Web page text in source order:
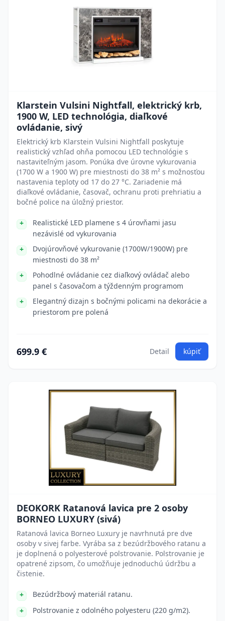
Klarstein Vulsini Nightfall, elektrický krb,
1900 W, LED technológia, diaľkové
ovládanie, sivý
Elektrický krb Klarstein Vulsini Nightfall poskytuje
realistický vzhľad ohňa pomocou LED technológie s
nastaviteľným jasom. Ponúka dve úrovne vykurovania
(1700 W a 1900 W) pre miestnosti do 38 m² s možnosťou
nastavenia teploty od 17 do 27 °C. Zariadenie má
diaľkové ovládanie, časovač, ochranu proti prehriatiu a
bočné police na úložný priestor.
Realistické LED plamene s 4 úrovňami jasu
nezávislé od vykurovania
Dvojúrovňové vykurovanie (1700W/1900W) pre
miestnosti do 38 m²
Pohodlné ovládanie cez diaľkový ovládač alebo
panel s časovačom a týždenným programom
Elegantný dizajn s bočnými policami na dekorácie a
priestorom pre polená
699.9 € Detail kúpiť
DEOKORK Ratanová lavica pre 2 osoby
BORNEO LUXURY (sivá)
Ratanová lavica Borneo Luxury je navrhnutá pre dve
osoby v sivej farbe. Vyrába sa z bezúdržbového ratanu a
je doplnená o polyesterové polstrovanie. Polstrovanie je
opatrené zipsom, čo umožňuje jednoduchú údržbu a
čistenie.
Bezúdržbový materiál ratanu.
Polstrovanie z odolného polyesteru (220 g/m2).